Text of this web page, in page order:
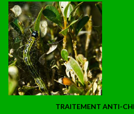
TRAITEMENT ANTI-